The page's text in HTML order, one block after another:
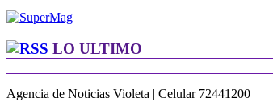
LO ULTIMO
Agencia de Noticias Violeta | Celular 72441200